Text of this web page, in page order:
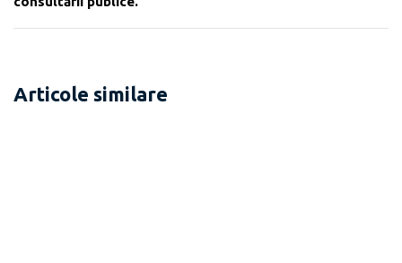
Articole similare